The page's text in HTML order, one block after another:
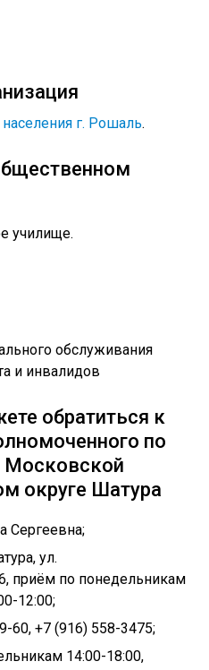
г. Рошаль.
училище.
обратиться к
по
Московской
округе Шатура
Сергеевна;
ул.
приём по понедельникам
12:00;
60, +7 (916) 558-3475;
14:00-18:00,